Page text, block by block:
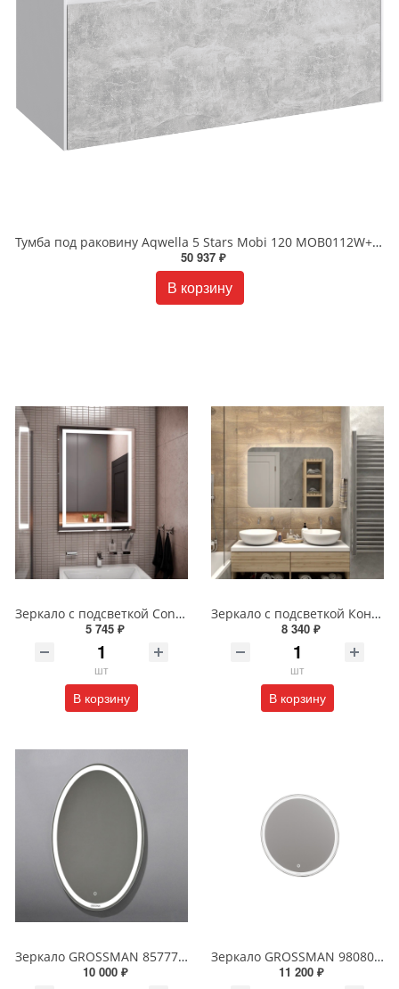
Тумба под раковину Aqwella 5 Stars Mobi 120 MOB0112W+MOB0712BS подвесная белый/бетон светлый
50 937 ₽
В корзину
Зеркало с подсветкой Continent Пронто Люкс 60 х 80 см ЗЛП154
5 745 ₽
шт
В корзину
Зеркало с подсветкой Континент Burzhe Led 100х70 с бесконтактным сенсором ЗЛП398
8 340 ₽
шт
В корзину
Зеркало GROSSMAN 857770 GALAXY 570*770 с сенсорным выключателем
10 000 ₽
Зеркало GROSSMAN 98080 SENTO D800 800*800*45 LED с сенсорным выключателем
11 200 ₽